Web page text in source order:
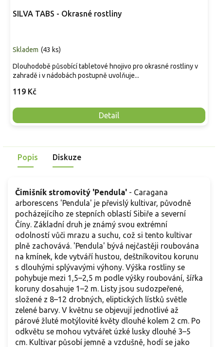
SILVA TABS - Okrasné rostliny
Skladem (43 ks)
119 Kč
Detail
Dlouhodobě působící tabletové hnojivo pro okrasné rostliny v
zahradě i v nádobách postupně uvolňuje...
Popis Diskuze
Čimišník stromovitý 'Pendula' - Caragana
arborescens 'Pendula' je převislý kultivar, původně
pocházejícího ze stepních oblastí Sibiře a severní
Číny. Základní druh je známý svou extrémní
odolností vůči mrazu a suchu, což si tento kultivar
plně zachovává. 'Pendula' bývá nejčastěji roubována
na kmínek, kde vytváří hustou, deštníkovitou korunu
s dlouhými splývavými výhony. Výška rostliny se
pohybuje mezi 1,5–2,5 m podle výšky roubování, šířka
koruny dosahuje 1–2 m. Listy jsou sudozpeřené,
složené z 8–12 drobných, eliptických lístků světle
zelené barvy. V květnu se objevují jednotlivé až
párové žluté motýlovité květy dlouhé kolem 2 cm. Po
odkvětu se mohou vytvářet úzké lusky dlouhé 3–5
cm. Kultivar působí jemně a vzdušně, hodí se jako